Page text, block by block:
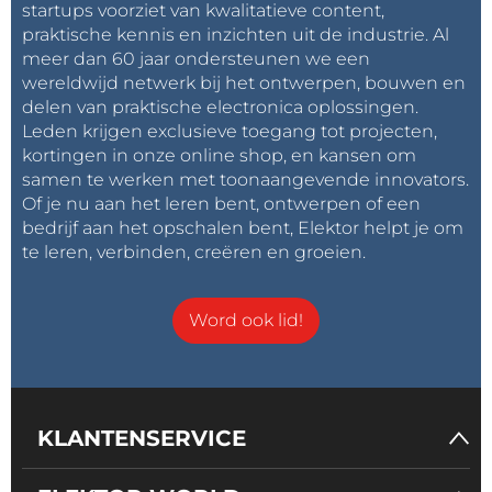
aankunnen dan traditionele op silicium gebaseerde
apparaten, blijft nauwkeurig thermisch beheer
essentieel. Het is nodig om warmte gelijkmatig te
verdelen en hotspots te vermijden. Als voorbeeld
toontFiguur 1 een thermografische opname van een
PCB: de rode vlekken geven de punten met de
hoogste warmteconcentratie aan.
Verbetering van thermische prestaties
zelfs bij zware belastingen op de PCB, is het bepalen
van de junctietemperatuur TJ en de thermische
De junctietemperatuur is de temperatuur op het
diodes enz.) binnen een component werken. De
toegestane maximale TJ-waarde is te vinden in het
startups voorziet van kwalitatieve content,
praktische kennis en inzichten uit de industrie. Al
meer dan 60 jaar ondersteunen we een
wereldwijd netwerk bij het ontwerpen, bouwen en
delen van praktische electronica oplossingen.
Leden krijgen exclusieve toegang tot projecten,
kortingen in onze online shop, en kansen om
samen te werken met toonaangevende innovators.
Of je nu aan het leren bent, ontwerpen of een
bedrijf aan het opschalen bent, Elektor helpt je om
te leren, verbinden, creëren en groeien.
Word ook lid!
KLANTENSERVICE